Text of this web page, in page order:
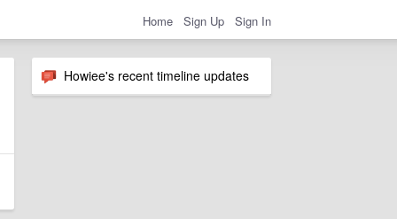
Home Sign Up Sign In
Howiee's recent timeline updates